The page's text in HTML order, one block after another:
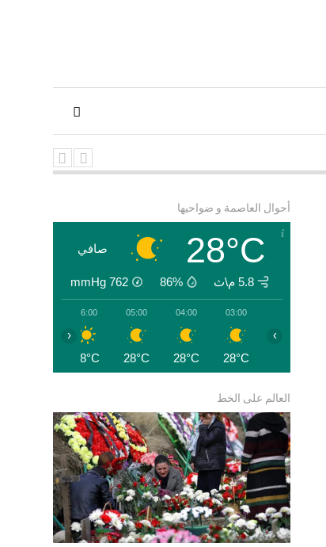
الى الجزائر
أحوال العاصمة و ضواحيها
28°C صافي
5.8 م\ث 86%
762
mmHg
03:00
28°C
04:00
28°C
05:00
28°C
06:00
28°C
‹ ›
العالم على الخط